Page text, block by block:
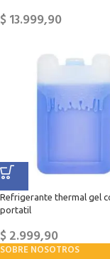
$13.999,90
Refrigerante thermal gel
portatil
$2.999,90
SOBRE NOSOTROS